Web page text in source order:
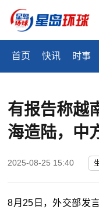
首页 快讯 时事
有报告称越
海造陆，中
2025-08-25 15:40
8月25日，外交部发